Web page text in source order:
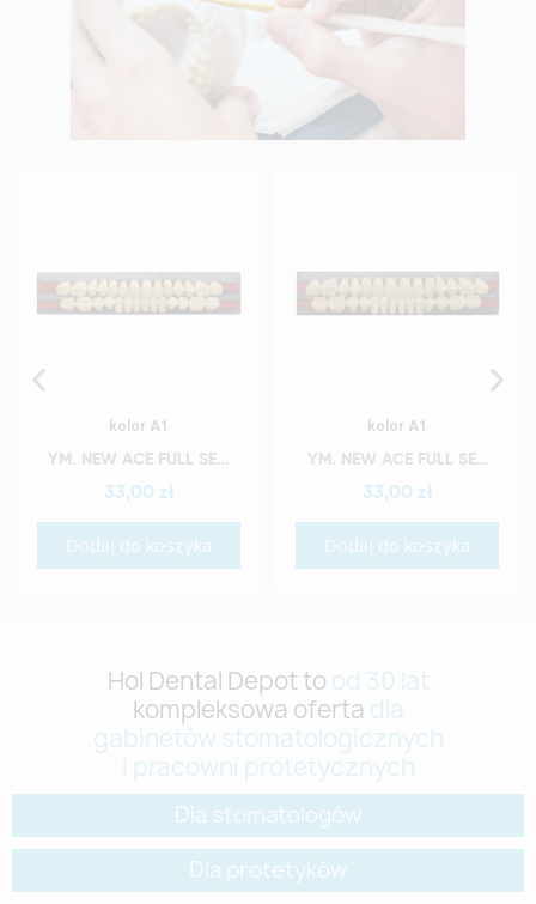
Szybki podgląd
kolor A1
YM. NEW ACE FULL SET - AKRYLOWE ZĘBY SZTUCZNE - A1-O2
33,00 zł
Dodaj do koszyka
Szybki podgląd
kolor A1
YM. NEW ACE FULL SET - AKRYLOWE ZĘBY SZTUCZNE - A1-S5
33,00 zł
Dodaj do koszyka
Hol Dental Depot to od 30 lat
kompleksowa oferta dla
gabinetów stomatologicznych
i pracowni protetycznych
Dla stomatologów
Dla protetyków